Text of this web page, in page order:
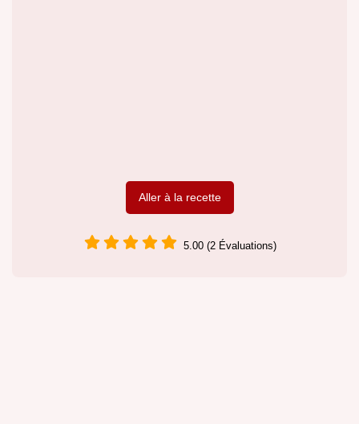
Aller à la recette
5.00 (2 Évaluations)